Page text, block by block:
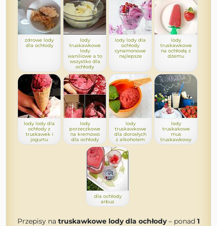
zdrowe lody
dla ochłody
lody
truskawkowe
lody
waniliowe a to
wszystko dla
ochłody
lody lody dla
ochłody
cynamonowe
najlepsze
lody
truskawkowe
na ochłodę z
dżemu
lody lody dla
ochłody z
truskawek i
jogurtu
lody
porzeczkowe
na kremowo
dla ochłody
lody
truskawkowe
dla dorosłych
z alkoholem
lody
truskakowe
mus
truskawkowy
dla ochłody
arbuz
Przepisy na truskawkowe lody dla ochłody– ponad 1